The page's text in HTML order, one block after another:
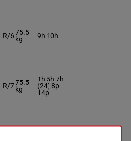
R/6 75.5
kg
9h 10h
R/775.5
kg
Th 5h 7h
(24) 8p
14p